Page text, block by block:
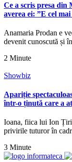
Ce a scris presa din
averea ei: ”E cel
Anamaria Prodan e
devenit cunoscută și
2 Minute
Showbiz
Apariție
într-o ținută care a
Ioana, fiica lui Ion
privirile tuturor în
3 Minute